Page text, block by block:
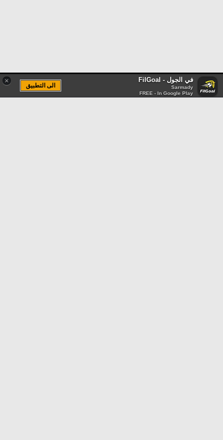
× في الجول - FilGoal
Sarmady
FREE - In Google Play
الى التطبيق